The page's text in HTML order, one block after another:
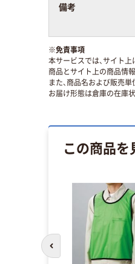
備考
※免責事項
本サービスでは、サイト上
商品とサイト上の商品情
また、商品名および販売単
お届け形態は倉庫の在庫
この商品
前のスライドへ